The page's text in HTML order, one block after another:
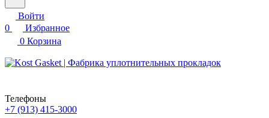
Войти
0
Избранное
0 Корзина
Телефоны
+7 (913) 415-3000